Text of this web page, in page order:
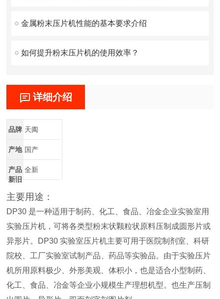
金属粉末压片机性能的基本要求介绍
如何提升粉末压片机的使用效率？
详细介绍
品牌 天阖
产地 国产
产品
新旧
全新
主要用途：
DP30 是一种适用于制药、化工、食品、冶金企业实验室用
实验压片机，可将各类型粉末状颗粒状原料压制成圆形片或
异形片。DP30 实验室压片机主要可用于医院制剂室、科研
院校、工厂实验室试制产品、药品等实验品。由于实验压片
机所用原料极少、外形美观、体积小，也是适合小型制药、
化工、食品、冶金等企业小规模生产理想机型。也生产压制